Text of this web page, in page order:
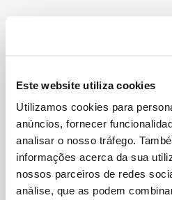
Este website utiliza cookies
Utilizamos cookies para
anúncios, fornecer
analisar o nosso tráfego.
informações acerca da sua
nossos parceiros de redes
análise, que as podem
2020, durante a pandemia,
acolher, promover, proteger
RELATED POSTS: